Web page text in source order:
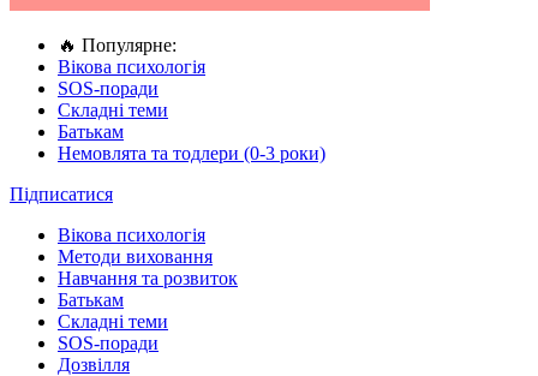
🔥 Популярне:
Вікова психологія
SOS-поради
Складні теми
Батькам
Немовлята та тодлери (0-3 роки)
Підписатися
Вікова психологія
Методи виховання
Навчання та розвиток
Батькам
Складні теми
SOS-поради
Дозвілля